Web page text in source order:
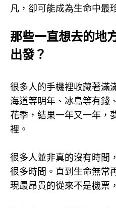
凡，卻可能成為生命中最
那些一直想去的地
出發？
很多人的手機裡收藏著滿
海道等明年、冰島等有錢
花季，結果一年又一年，
裡。
很多人並非真的沒有時間
很多時間。直到生命無常
現最昂貴的從來不是機票